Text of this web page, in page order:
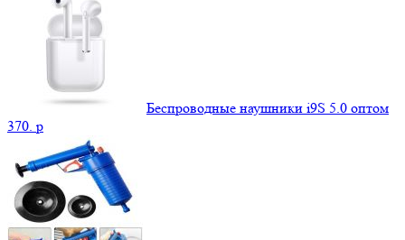
Беспроводные наушники i9S 5.0 оптом
370. p